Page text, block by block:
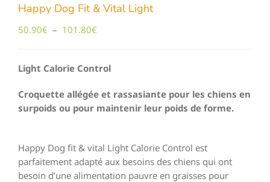
Happy Dog Fit & Vital Light
50.90€ – 101.80€
50.90€
101.80€
Light Calorie Control
Croquette allégée et rassasiante pour les chiens en
surpoids ou pour maintenir leur poids de forme.
Happy Dog fit & vital Light Calorie Control est
parfaitement adapté aux besoins des chiens qui ont
besoin d’une alimentation pauvre en graisses pour